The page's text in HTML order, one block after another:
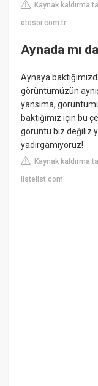
Kaynak kaldırma
otosor.com.tr
Aynada mı
Aynaya
görüntümüzün
yansıma,
baktığımız için bu
görüntü biz değiliz
yadırgamıyoruz!
Kaynak kaldırma
listelist.com